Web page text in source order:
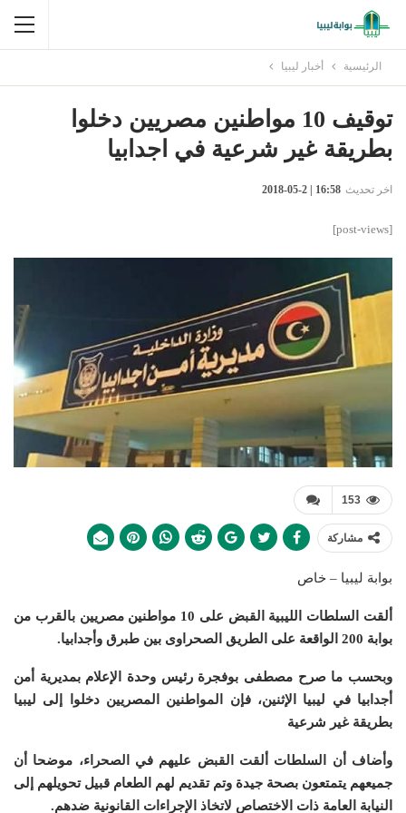
الرئيسية أخبار ليبيا
توقيف 10 مواطنين مصريين دخلوا
بطريقة غير شرعية في اجدابيا
اخر تحديث 16:58 | 2-05-2018
[post-views]
153
مشاركة
بوابة ليبيا – خاص
ألقت السلطات الليبية القبض على 10 مواطنين مصريين بالقرب من
بوابة 200 الواقعة على الطريق الصحراوى بين طبرق وأجدابيا.
وبحسب ما صرح مصطفى بوفجرة رئيس وحدة الإعلام بمديرية أمن
أجدابيا في ليبيا الإثنين، فإن المواطنين المصريين دخلوا إلى ليبيا
بطريقة غير شرعية
وأضاف أن السلطات ألقت القبض عليهم في الصحراء، موضحا أن
جميعهم يتمتعون بصحة جيدة وتم تقديم لهم الطعام قبيل تحويلهم إلى
النيابة العامة ذات الاختصاص لاتخاذ الإجراءات القانونية ضدهم.